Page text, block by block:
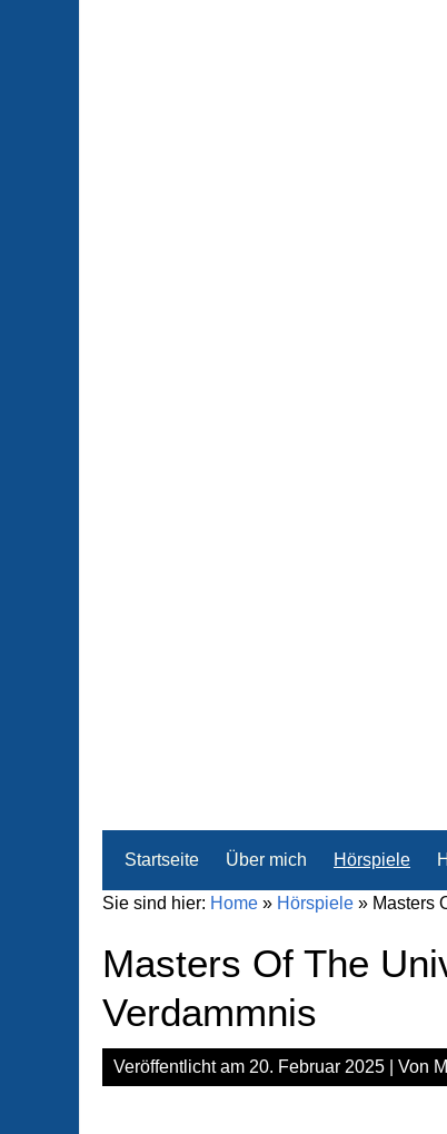
Startseite Über mich Hörspiele
Sie sind hier: Home » Hörspiele » Masters
Masters Of The
Verdammnis
Veröffentlicht am 20. Februar 2025 | Von